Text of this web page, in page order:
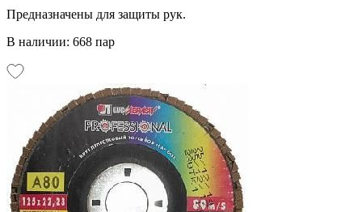
Предназначены для защиты рук.
В наличии: 668 пар